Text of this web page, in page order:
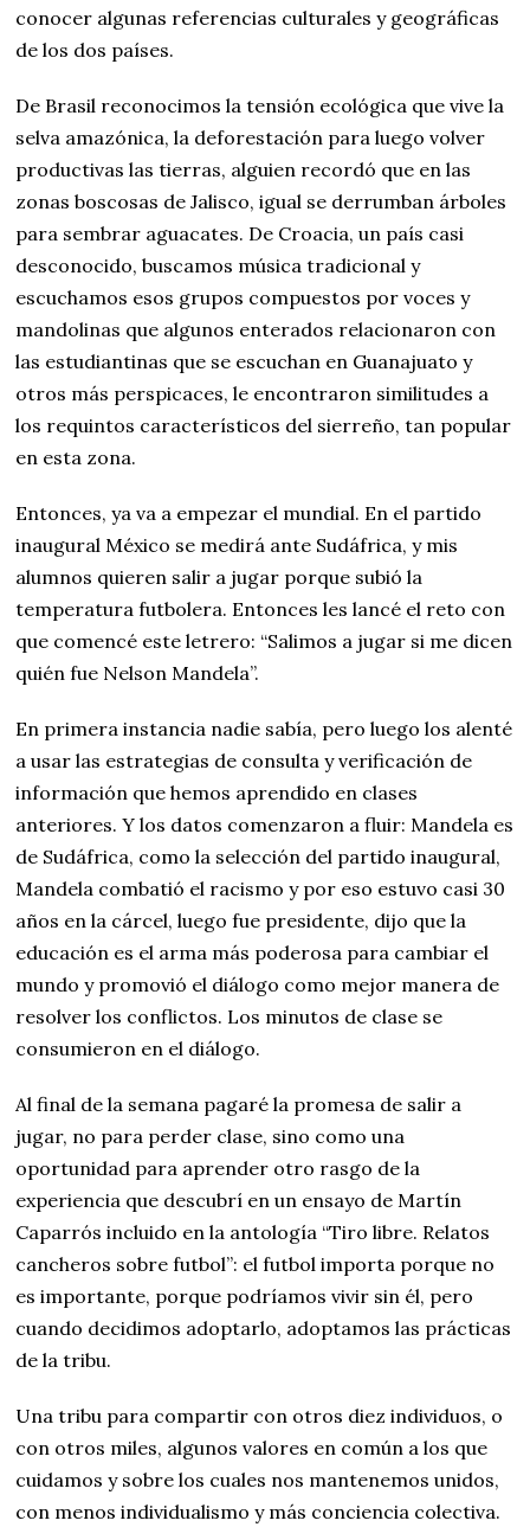
conocer algunas referencias culturales y geográficas
de los dos países.
De Brasil reconocimos la tensión ecológica que vive la
selva amazónica, la deforestación para luego volver
productivas las tierras, alguien recordó que en las
zonas boscosas de Jalisco, igual se derrumban árboles
para sembrar aguacates. De Croacia, un país casi
desconocido, buscamos música tradicional y
escuchamos esos grupos compuestos por voces y
mandolinas que algunos enterados relacionaron con
las estudiantinas que se escuchan en Guanajuato y
otros más perspicaces, le encontraron similitudes a
los requintos característicos del sierreño, tan popular
en esta zona.
Entonces, ya va a empezar el mundial. En el partido
inaugural México se medirá ante Sudáfrica, y mis
alumnos quieren salir a jugar porque subió la
temperatura futbolera. Entonces les lancé el reto con
que comencé este letrero: “Salimos a jugar si me dicen
quién fue Nelson Mandela”.
En primera instancia nadie sabía, pero luego los alenté
a usar las estrategias de consulta y verificación de
información que hemos aprendido en clases
anteriores. Y los datos comenzaron a fluir: Mandela es
de Sudáfrica, como la selección del partido inaugural,
Mandela combatió el racismo y por eso estuvo casi 30
años en la cárcel, luego fue presidente, dijo que la
educación es el arma más poderosa para cambiar el
mundo y promovió el diálogo como mejor manera de
resolver los conflictos. Los minutos de clase se
consumieron en el diálogo.
Al final de la semana pagaré la promesa de salir a
jugar, no para perder clase, sino como una
oportunidad para aprender otro rasgo de la
experiencia que descubrí en un ensayo de Martín
Caparrós incluido en la antología “Tiro libre. Relatos
cancheros sobre futbol”: el futbol importa porque no
es importante, porque podríamos vivir sin él, pero
cuando decidimos adoptarlo, adoptamos las prácticas
de la tribu.
Una tribu para compartir con otros diez individuos, o
con otros miles, algunos valores en común a los que
cuidamos y sobre los cuales nos mantenemos unidos,
con menos individualismo y más conciencia colectiva.